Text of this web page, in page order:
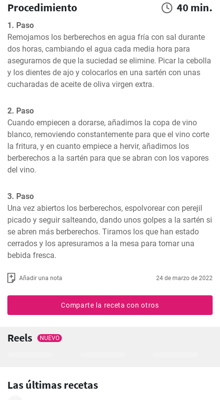
Procedimiento 40 min.
1. Paso
Remojamos los berberechos en agua fría con sal durante
dos horas, cambiando el agua cada media hora para
asegurarnos de que la suciedad se elimine. Picar la cebolla
y los dientes de ajo y colocarlos en una sartén con unas
cucharadas de aceite de oliva virgen extra.
2. Paso
Cuando empiecen a dorarse, añadimos la copa de vino
blanco, removiendo constantemente para que el vino corte
la fritura, y en cuanto empiece a hervir, añadimos los
berberechos a la sartén para que se abran con los vapores
del vino.
3. Paso
Una vez abiertos los berberechos, espolvorear con perejil
picado y seguir salteando, dando unos golpes a la sartén si
se abren más berberechos. Tiramos los que han estado
cerrados y los apresuramos a la mesa para tomar una
bebida fresca.
Añadir una nota 24 de marzo de 2022
Comparte la receta con otros
Reels NUEVO
Las últimas recetas